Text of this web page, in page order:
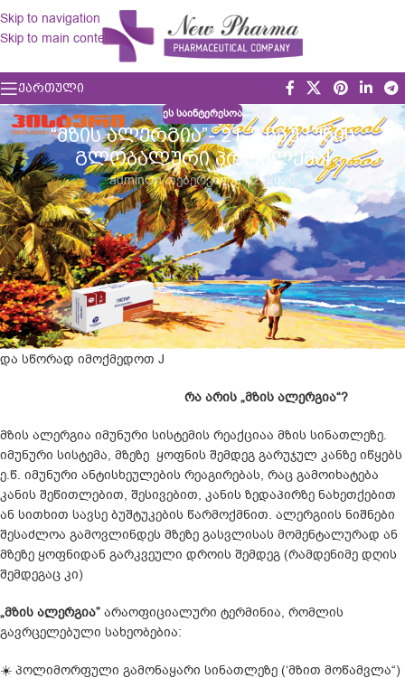
Skip to navigation
Skip to main content
ᲥᲐᲠᲗᲣᲚᲘ
ᲔᲡ ᲡᲐᲘᲜᲢᲔᲠᲔᲡᲝᲐ
“ᲛᲖᲘᲡ ᲐᲚᲔᲠᲒᲘᲐ”- 21-Ე ᲡᲐᲣᲙᲣᲜᲘᲡ
ᲒᲚᲝᲑᲐᲚᲣᲠᲘ ᲞᲠᲝᲑᲚᲔᲛᲐ!
adminOn თებერვალი 12, 2020
რა უნდა გააკეთოთ, თუ მზეზე ყოფნისას ან სიარულისას კანი
გიწითლდებათ, გექავებათ და გამონაყარი ჩნდება? ეს ხდება
მაშინ, თუ ულტრაიისფერი სხივების მიმართ მომატებული
მგრძნობელობა გაქვთ (ფოტოსენსიბილიზაცია).
ყოველწლიურად ექიმები ამ უსიამოვნო მოვლენის ათასობით
ახალ შემთხვევას აფიქსირებენ. ამიტომ უკეთესია, წინასწარ
იცოდეთ, კერძოდ რას უნდა ელოდოთ მზისგან გამოწვეული
ალერგიისგან, რათა აუცილებლობის შემთხვევაში სწრაფად
და სწორად იმოქმედოთ J
რა არის „მზის ალერგია“?
მზის ალერგია იმუნური სისტემის რეაქციაა მზის სინათლეზე.
იმუნური სისტემა, მზეზე ყოფნის შემდეგ გარუჯულ კანზე იწყებს
ე.წ. იმუნური ანტისხეულების რეაგირებას, რაც გამოიხატება
კანის შეწითლებით, შესივებით, კანის ზედაპირზე ნახეთქებით
ან სითხით სავსე ბუშტუკების წარმოქმნით. ალერგიის ნიშნები
შესაძლოა გამოვლინდეს მზეზე გასვლისას მომენტალურად ან
მზეზე ყოფნიდან გარკვეული დროის შემდეგ (რამდენიმე დღის
შემდეგაც კი)
„მზის ალერგია” არაოფიციალური ტერმინია, რომლის
გავრცელებული სახეობებია:
☀️ პოლიმორფული გამონაყარი სინათლეზე (‘მზით მოწამვლა“)